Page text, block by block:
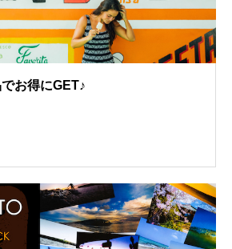
お得にGET♪